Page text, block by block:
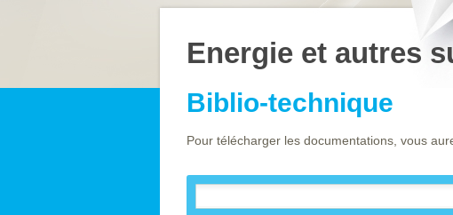
Energie et autres
Biblio-technique
Pour télécharger les documentations, vous